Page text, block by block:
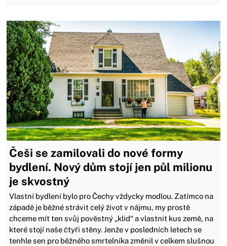
Češi se zamilovali do nové formy
bydlení. Nový dům stojí jen půl milionu
je skvostný
Vlastní bydlení bylo pro Čechy vždycky modlou. Zatímco na
západě je běžné strávit celý život v nájmu, my prostě
chceme mít ten svůj pověstný „klid“ a vlastnit kus země, na
které stojí naše čtyři stěny. Jenže v posledních letech se
tenhle sen pro běžného smrtelníka změnil v celkem slušnou